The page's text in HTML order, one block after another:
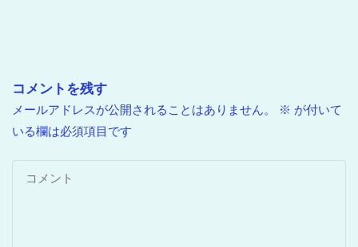
コメントを残す
メールアドレスが公開されることはありません。 ※ が付いて
いる欄は必須項目です